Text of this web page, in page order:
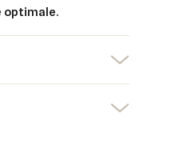
optimale.